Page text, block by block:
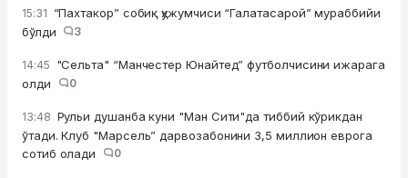
15:31 “Пахтакор” собиқ ҳужумчиси “Галатасарой” мураббийи
бўлди
3
14:45 "Сельта" “Манчестер Юнайтед” футболчисини ижарага
олди
0
13:48 Рульи душанба куни "Ман Сити"да тиббий кўрикдан
ўтади. Клуб "Марсель” дарвозабонини 3,5 миллион еврога
сотиб олади
0